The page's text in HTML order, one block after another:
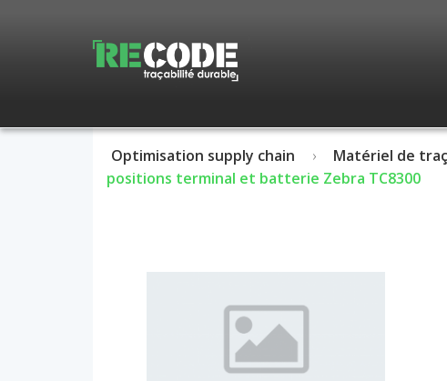
Optimisation supply chain Matériel de
positions terminal et batterie Zebra TC8300